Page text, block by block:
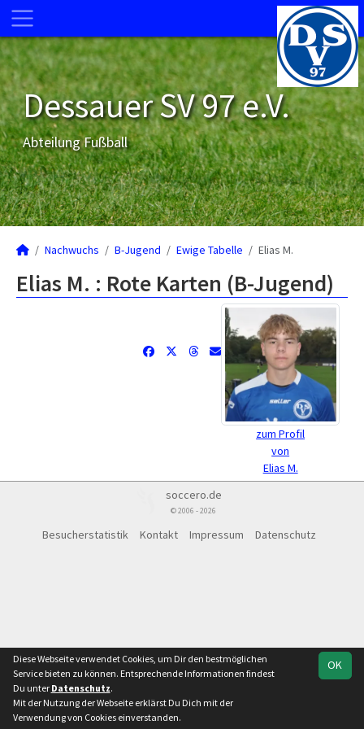
Dessauer SV 97 e.V.
Abteilung Fußball
Nachwuchs B-Jugend Ewige Tabelle Elias M.
Elias M. : Rote Karten (B-Jugend)
zum Profil
von
Elias M.
soccero.de
© 2006 - 2026
Besucherstatistik Kontakt Impressum Datenschutz
OK
Diese Webseite verwendet Cookies, um Dir den bestmöglichen
Service bieten zu können. Entsprechende Informationen findest
Du unter Datenschutz.
Mit der Nutzung der Webseite erklärst Du Dich mit der
Verwendung von Cookies einverstanden.